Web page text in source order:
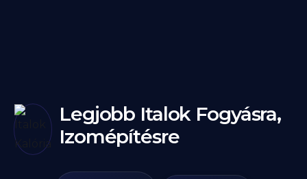
Legjobb Italok Fogyásra,
Izomépítésre